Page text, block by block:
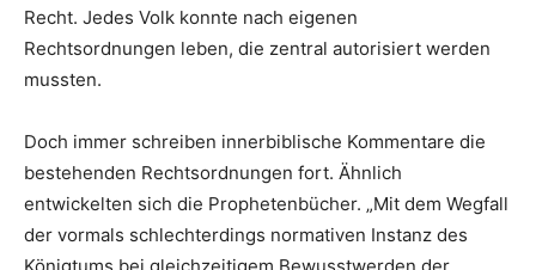
Recht. Jedes Volk konnte nach eigenen
Rechtsordnungen leben, die zentral autorisiert werden
mussten.
Doch immer schreiben innerbiblische Kommentare die
bestehenden Rechtsordnungen fort. Ähnlich
entwickelten sich die Prophetenbücher. „Mit dem Wegfall
der vormals schlechterdings normativen Instanz des
Königtums bei gleichzeitigem Bewusstwerden der